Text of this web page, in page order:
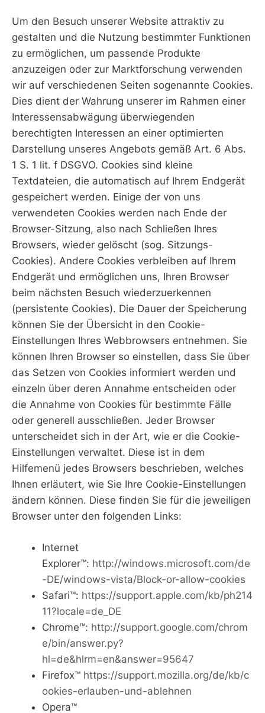
Um den Besuch unserer Website attraktiv zu
gestalten und die Nutzung bestimmter Funktionen
zu ermöglichen, um passende Produkte
anzuzeigen oder zur Marktforschung verwenden
wir auf verschiedenen Seiten sogenannte Cookies.
Dies dient der Wahrung unserer im Rahmen einer
Interessensabwägung überwiegenden
berechtigten Interessen an einer optimierten
Darstellung unseres Angebots gemäß Art. 6 Abs.
1 S. 1 lit. f DSGVO. Cookies sind kleine
Textdateien, die automatisch auf Ihrem Endgerät
gespeichert werden. Einige der von uns
verwendeten Cookies werden nach Ende der
Browser-Sitzung, also nach Schließen Ihres
Browsers, wieder gelöscht (sog. Sitzungs-
Cookies). Andere Cookies verbleiben auf Ihrem
Endgerät und ermöglichen uns, Ihren Browser
beim nächsten Besuch wiederzuerkennen
(persistente Cookies). Die Dauer der Speicherung
können Sie der Übersicht in den Cookie-
Einstellungen Ihres Webbrowsers entnehmen. Sie
können Ihren Browser so einstellen, dass Sie über
das Setzen von Cookies informiert werden und
einzeln über deren Annahme entscheiden oder
die Annahme von Cookies für bestimmte Fälle
oder generell ausschließen. Jeder Browser
unterscheidet sich in der Art, wie er die Cookie-
Einstellungen verwaltet. Diese ist in dem
Hilfemenü jedes Browsers beschrieben, welches
Ihnen erläutert, wie Sie Ihre Cookie-Einstellungen
ändern können. Diese finden Sie für die jeweiligen
Browser unter den folgenden Links:
Internet
Explorer™: http://windows.microsoft.com/de
-DE/windows-vista/Block-or-allow-cookies
Safari™: https://support.apple.com/kb/ph214
11?locale=de_DE
Chrome™: http://support.google.com/chrom
e/bin/answer.py?
hl=de&hlrm=en&answer=95647
Firefox™ https://support.mozilla.org/de/kb/c
ookies-erlauben-und-ablehnen
Opera™